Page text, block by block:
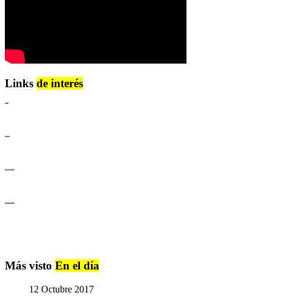
Links de interés
Más visto En el día
12 Octubre 2017